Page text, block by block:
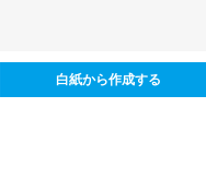
白紙から作成する